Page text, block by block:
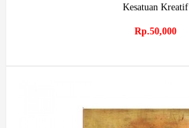
Kesatuan Kreatif
Rp.50,000